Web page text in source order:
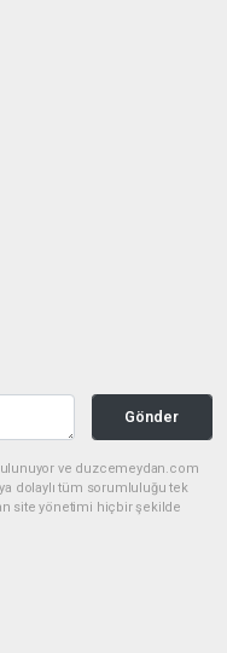
Gönder
ve duzcemeydan.com
dolaylı tüm sorumluluğu tek
site yönetimi hiçbir şekilde